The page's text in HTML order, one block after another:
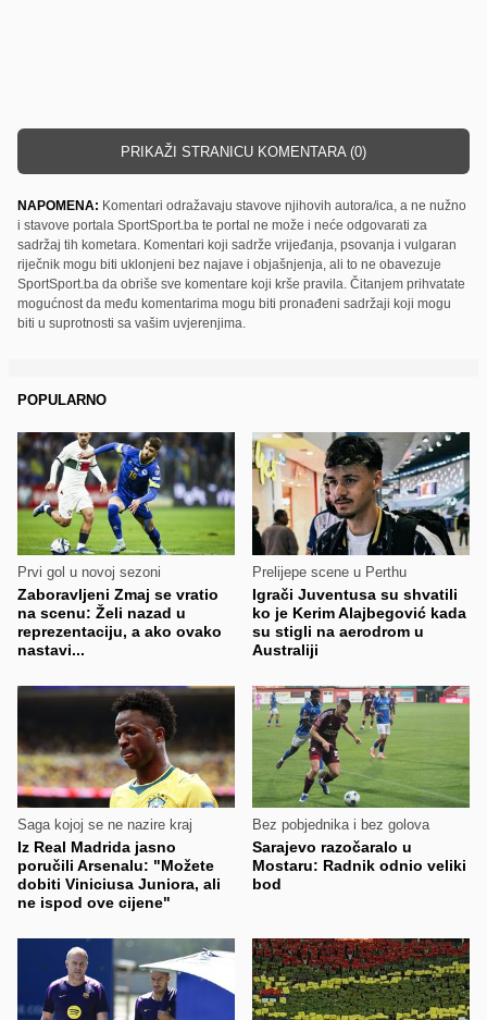
PRIKAŽI STRANICU KOMENTARA (0)
NAPOMENA: Komentari odražavaju stavove njihovih autora/ica, a ne nužno
i stavove portala SportSport.ba te portal ne može i neće odgovarati za
sadržaj tih kometara. Komentari koji sadrže vrijeđanja, psovanja i vulgaran
riječnik mogu biti uklonjeni bez najave i objašnjenja, ali to ne obavezuje
SportSport.ba da obriše sve komentare koji krše pravila. Čitanjem prihvatate
mogućnost da među komentarima mogu biti pronađeni sadržaji koji mogu
biti u suprotnosti sa vašim uvjerenjima.
POPULARNO
Prvi gol u novoj sezoni
Zaboravljeni Zmaj se vratio
na scenu: Želi nazad u
reprezentaciju, a ako ovako
nastavi...
Prelijepe scene u Perthu
Igrači Juventusa su shvatili
ko je Kerim Alajbegović kada
su stigli na aerodrom u
Australiji
Saga kojoj se ne nazire kraj
Iz Real Madrida jasno
poručili Arsenalu: "Možete
dobiti Viniciusa Juniora, ali
ne ispod ove cijene"
Bez pobjednika i bez golova
Sarajevo razočaralo u
Mostaru: Radnik odnio veliki
bod